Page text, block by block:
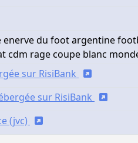
enerve du foot argentine
cdm rage coupe blanc
sur RisiBank
sur RisiBank
(jvc)